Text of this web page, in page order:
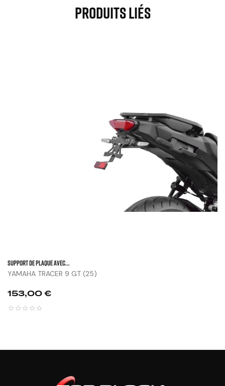
Produits Liés
SUPPORT DE PLAQUE AVEC...
YAMAHA TRACER 9 GT (25)
Prix
153,00 €